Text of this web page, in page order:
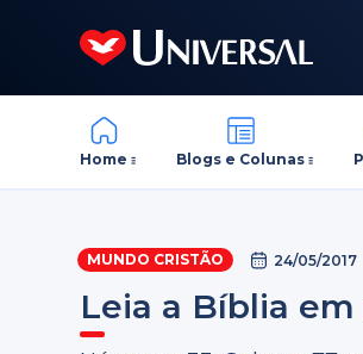
Home Blogs e Colunas
MUNDO CRISTÃO 24/05/2017
Leia a Bíblia em